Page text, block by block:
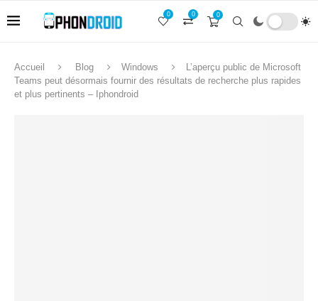
0
0
0
Accueil Blog Windows
L’aperçu public de Microsoft
Teams peut désormais fournir des résultats de recherche plus rapides
et plus pertinents – Iphondroid